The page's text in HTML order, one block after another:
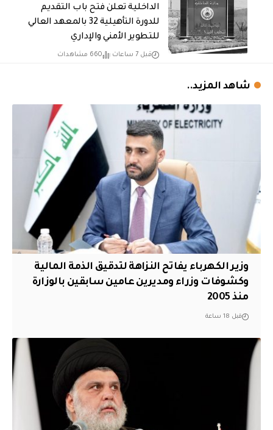
الداخلية تعلن فتح باب التقديم
للدورة التأهيلية 32 بالمعهد العالي
للتطوير الأمني والإداري
قبل 7 ساعات 660 مشاهدات
شاهد المزيد..
وزير الكهرباء يفاتح النزاهة لتدقيق الذمة المالية
وكشوفات وزراء ومديرين عامين سابقين بالوزارة
منذ 2005
قبل 18 ساعة